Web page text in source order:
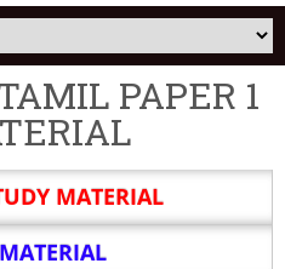
PAPER 1
MATERIAL